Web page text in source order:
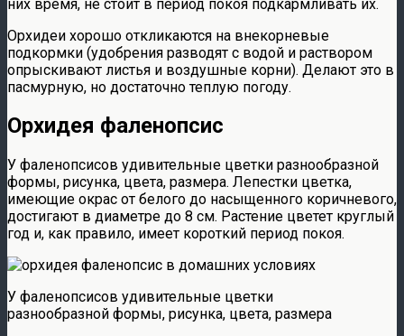
них время, не стоит в период покоя подкармливать их.
Орхидеи хорошо откликаются на внекорневые
подкормки (удобрения разводят с водой и раствором
опрыскивают листья и воздушные корни). Делают это в
пасмурную, но достаточно теплую погоду.
Орхидея фаленопсис
У фаленопсисов удивительные цветки разнообразной
формы, рисунка, цвета, размера. Лепестки цветка,
имеющие окрас от белого до насыщенного коричневого,
достигают в диаметре до 8 см. Растение цветет круглый
год и, как правило, имеет короткий период покоя.
У фаленопсисов удивительные цветки
разнообразной формы, рисунка, цвета, размера